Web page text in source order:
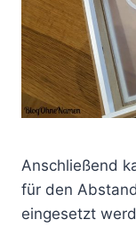
Anschließend
für den
eingesetzt